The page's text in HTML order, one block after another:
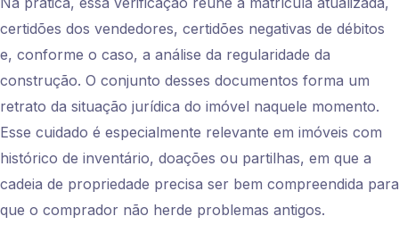
certidões dos vendedores, certidões negativas de débitos
e, conforme o caso, a análise da regularidade da
construção. O conjunto desses documentos forma um
retrato da situação jurídica do imóvel naquele momento.
Esse cuidado é especialmente relevante em imóveis com
histórico de inventário, doações ou partilhas, em que a
cadeia de propriedade precisa ser bem compreendida para
que o comprador não herde problemas antigos.